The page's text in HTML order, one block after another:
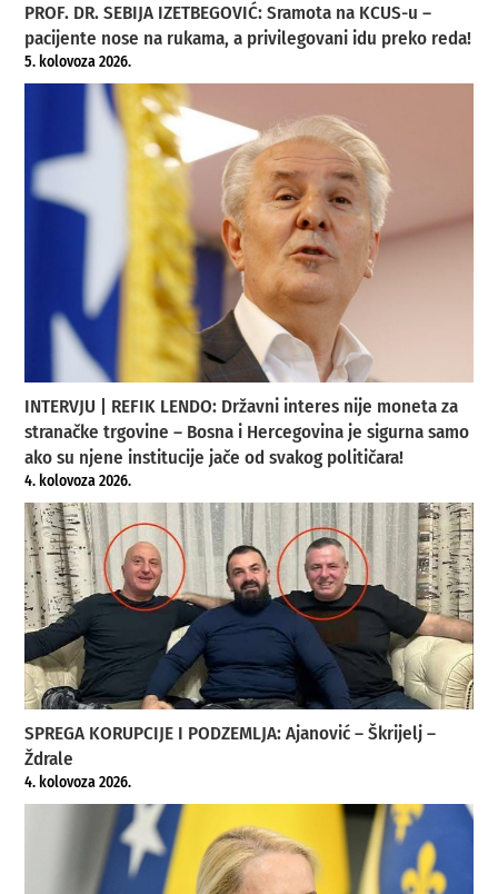
PROF. DR. SEBIJA IZETBEGOVIĆ: Sramota na KCUS-u –
pacijente nose na rukama, a privilegovani idu preko reda!
5. kolovoza 2026.
INTERVJU | REFIK LENDO: Državni interes nije moneta za
stranačke trgovine – Bosna i Hercegovina je sigurna samo
ako su njene institucije jače od svakog političara!
4. kolovoza 2026.
SPREGA KORUPCIJE I PODZEMLJA: Ajanović – Škrijelj –
Ždrale
4. kolovoza 2026.